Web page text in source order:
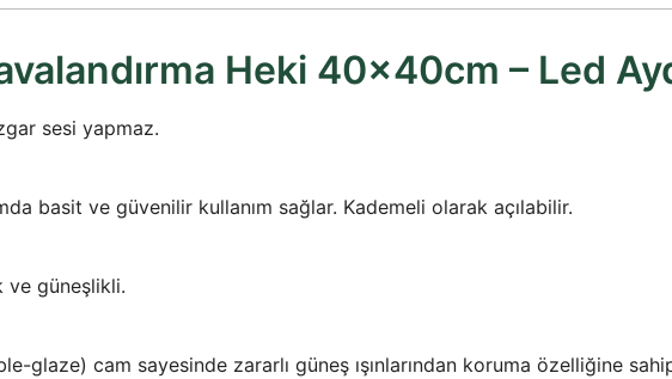
Heki 40x40cm – Led
sesi yapmaz.
basit ve güvenilir kullanım sağlar. Kademeli olarak açılabilir.
ve güneşlikli.
glaze) cam sayesinde zararlı güneş ışınlarından koruma özelliğine